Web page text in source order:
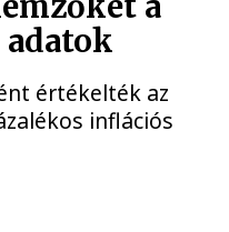
értékelték az
inflációs